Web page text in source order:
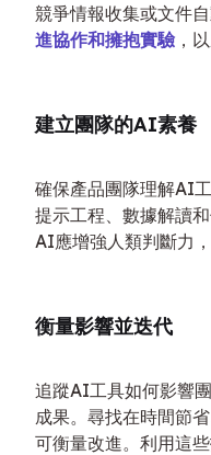
競爭情報收集或文件
進協作和擁抱實驗 ，
建立團隊的AI素養
確保產品團隊理解AI
提示工程、數據解讀
AI應增強人類判斷力
衡量影響並迭代
追蹤AI工具如何影響
成果。尋找在時間節
可衡量改進。利用這